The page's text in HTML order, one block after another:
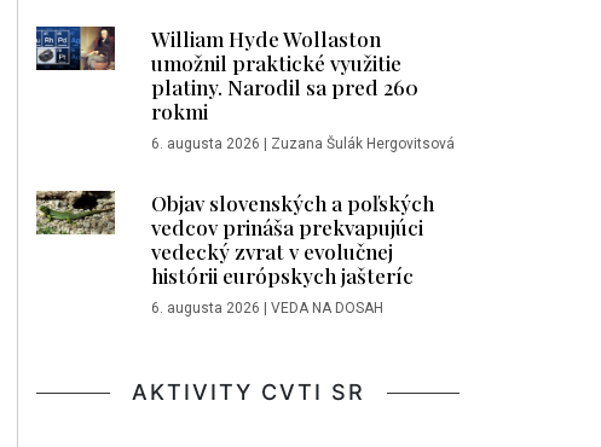
William Hyde Wollaston
umožnil praktické využitie
platiny. Narodil sa pred 260
rokmi
6. augusta 2026 | Zuzana Šulák Hergovitsová
Objav slovenských a poľských
vedcov prináša prekvapujúci
vedecký zvrat v evolučnej
histórii európskych jašteríc
6. augusta 2026 | VEDA NA DOSAH
AKTIVITY CVTI SR